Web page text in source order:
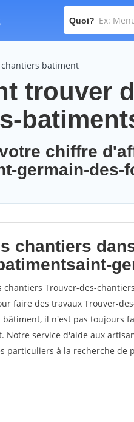
Quoi?
batiment
trouver
chiffre
germain-des-
chantiers
chantiers Trouver-des-
faire des travaux Trouver-
il n'est pas toujours
Notre service d'aide aux
particuliers à la recherche